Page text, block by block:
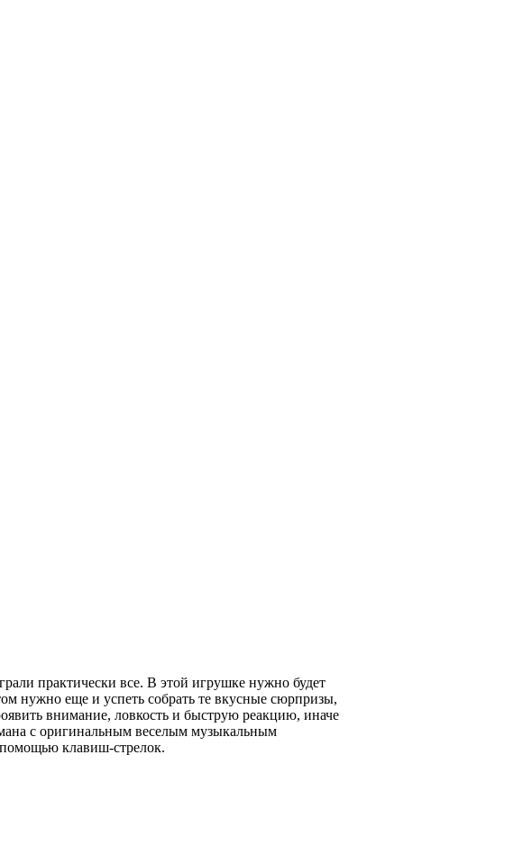
практически все. В этой игрушке нужно будет
нужно еще и успеть собрать те вкусные сюрпризы,
внимание, ловкость и быструю реакцию, иначе
с оригинальным веселым музыкальным
клавиш-стрелок.